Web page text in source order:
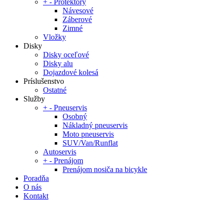
+ - Protektory
Návesové
Záberové
Zimné
Vložky
Disky
Disky oceľové
Disky alu
Dojazdové kolesá
Príslušenstvo
Ostatné
Služby
+ - Pneuservis
Osobný
Nákladný pneuservis
Moto pneuservis
SUV/Van/Runflat
Autoservis
+ - Prenájom
Prenájom nosiča na bicykle
Poradňa
O nás
Kontakt